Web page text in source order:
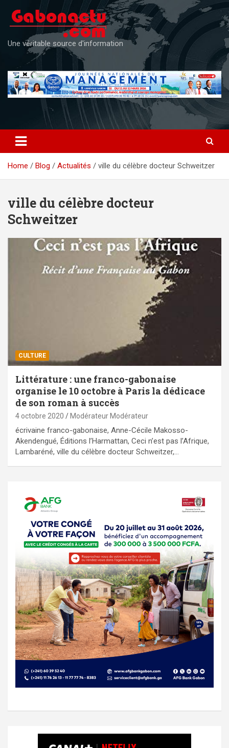
content
Une véritable source d'information
Home Blog Actualités ville du célèbre docteur Schweitzer
ville du célèbre docteur
Schweitzer
CULTURE
Littérature : une franco-gabonaise
organise le 10 octobre à Paris la dédicace
de son roman à succès
4 octobre 2020 Modérateur Modérateur
écrivaine franco-gabonaise, Anne-Cécile Makosso-
Akendengué, Éditions l’Harmattan, Ceci n’est pas l’Afrique,
Lambaréné, ville du célèbre docteur Schweitzer,…